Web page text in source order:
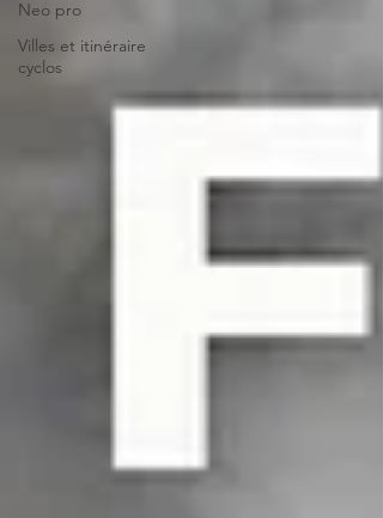
Neo pro
Villes et itinéraire
cyclos